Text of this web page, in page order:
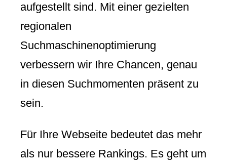
aufgestellt sind. Mit einer gezielten
regionalen
Suchmaschinenoptimierung
verbessern wir Ihre Chancen, genau
in diesen Suchmomenten präsent zu
sein.
Für Ihre Webseite bedeutet das mehr
als nur bessere Rankings. Es geht um